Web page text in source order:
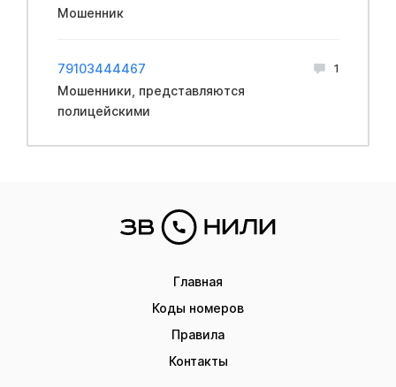
Мошенник
79103444467 1
Мошенники, представляются
полицейскими
Главная
Коды номеров
Правила
Контакты